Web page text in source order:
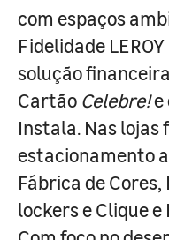
com espaços
Fidelidade
solução financeira
Cartão Celebre!e
Instala. Nas lojas
estacionamento
Fábrica de
lockers e Clique e